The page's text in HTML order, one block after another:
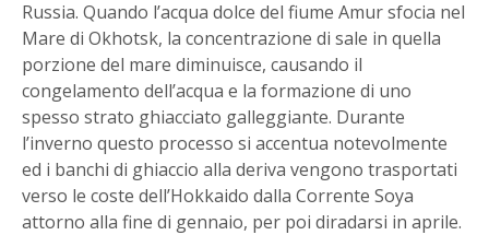
Russia. Quando l’acqua dolce del fiume Amur sfocia nel
Mare di Okhotsk, la concentrazione di sale in quella
porzione del mare diminuisce, causando il
congelamento dell’acqua e la formazione di uno
spesso strato ghiacciato galleggiante. Durante
l’inverno questo processo si accentua notevolmente
ed i banchi di ghiaccio alla deriva vengono trasportati
verso le coste dell’Hokkaido dalla Corrente Soya
attorno alla fine di gennaio, per poi diradarsi in aprile.